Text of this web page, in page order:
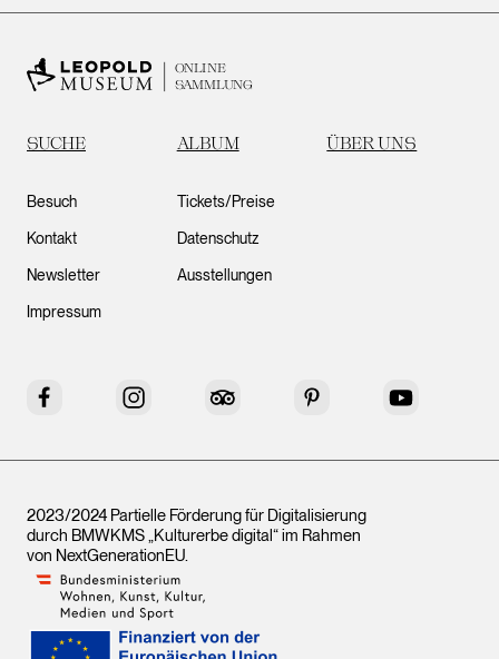
ONLINE
SAMMLUNG
SUCHE ALBUM ÜBER UNS
Besuch
Kontakt
Newsletter
Impressum
Tickets/Preise
Datenschutz
Ausstellungen
Facebook Instagram Tripadvisor Pinterest YouTube
2023/2024 Partielle Förderung für Digitalisierung
durch BMWKMS „Kulturerbe digital“ im Rahmen
von NextGenerationEU.